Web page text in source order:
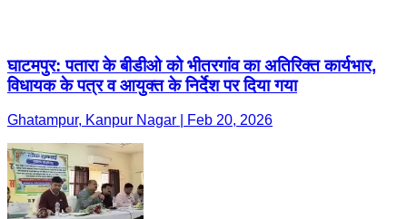
घाटमपुर: पतारा के बीडीओ को भीतरगांव का अतिरिक्त कार्यभार,
विधायक के पत्र व आयुक्त के निर्देश पर दिया गया
Ghatampur, Kanpur Nagar | Feb 20, 2026